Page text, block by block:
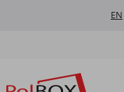
EN